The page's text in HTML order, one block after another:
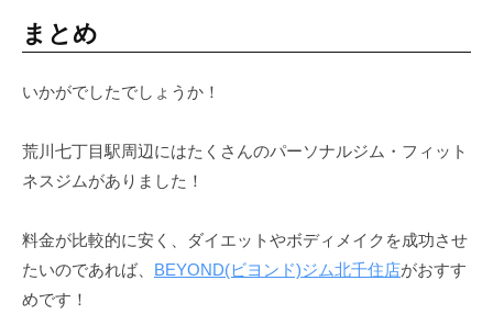
まとめ
いかがでしたでしょうか！
荒川七丁目駅周辺にはたくさんのパーソナルジム・フィット
ネスジムがありました！
料金が比較的に安く、ダイエットやボディメイクを成功させ
たいのであれば、 BEYOND(ビヨンド)ジム北千住店がおすす
めです！